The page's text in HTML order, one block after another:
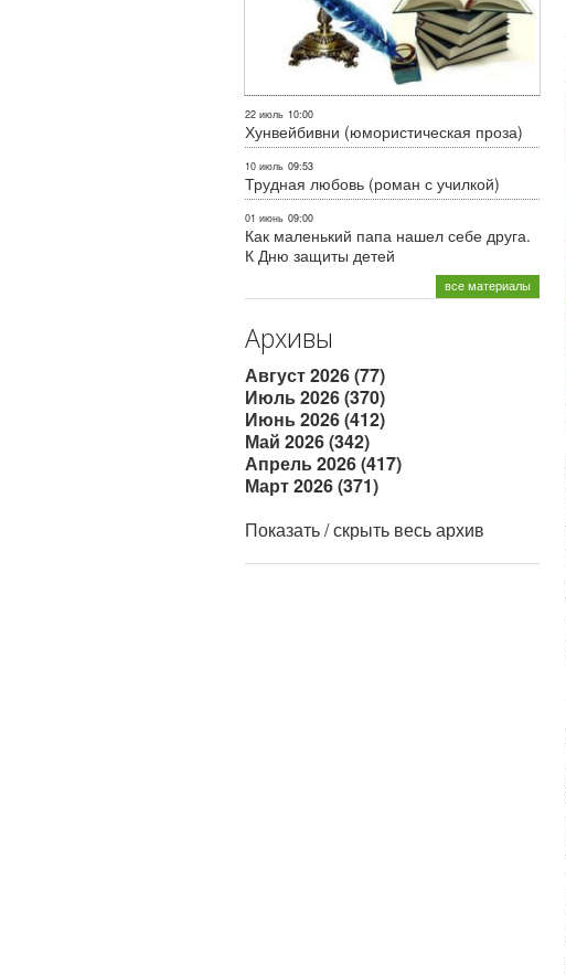
22 июль 10:00
Хунвейбивни (юмористическая проза)
10 июль 09:53
Трудная любовь (роман с училкой)
01 июнь 09:00
Как маленький папа нашел себе друга.
К Дню защиты детей
все материалы
Архивы
Август 2026 (77)
Июль 2026 (370)
Июнь 2026 (412)
Май 2026 (342)
Апрель 2026 (417)
Март 2026 (371)
Показать / скрыть весь архив